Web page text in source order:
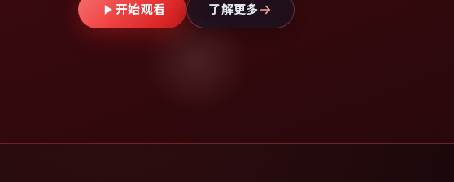
开始观看 了解更多